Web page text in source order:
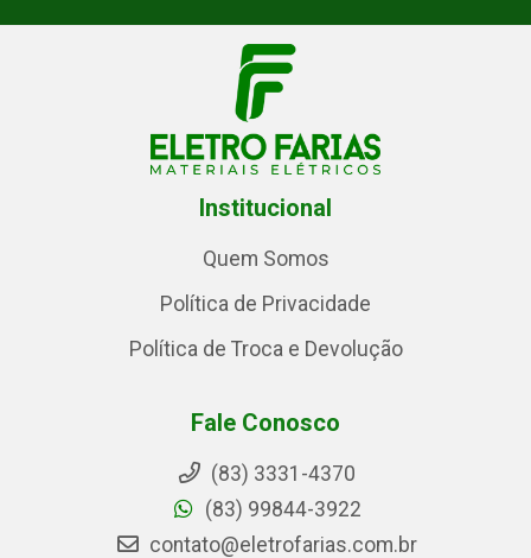
Institucional
Quem Somos
Política de Privacidade
Política de Troca e Devolução
Fale Conosco
(83) 3331-4370
(83) 99844-3922
contato@eletrofarias.com.br